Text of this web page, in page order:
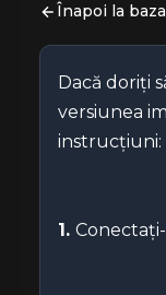
Înapoi la
Dacă doriți
versiunea
instrucțiuni:
1.